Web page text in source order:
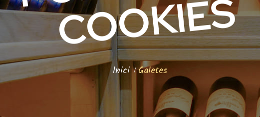
S
Inici Galetes